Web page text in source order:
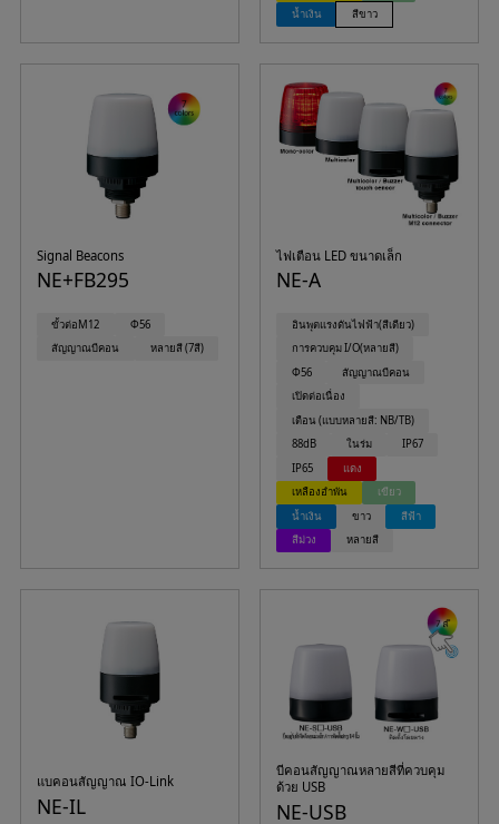
น้ำเงิน
สีขาว
Signal Beacons
NE+FB295
ขั้วต่อM12
Φ56
สัญญาณบีคอน
หลายสี (7สี)
ไฟเตือน LED ขนาดเล็ก
NE-A
อินพุตแรงดันไฟฟ้า(สีเดียว)
การควบคุม I/O(หลายสี)
Φ56
สัญญาณบีคอน
เปิดต่อเนื่อง
เตือน (แบบหลายสี: NB/TB)
88dB
ในร่ม
IP67
IP65
แดง
เหลืองอำพัน
เขียว
น้ำเงิน
ขาว
สีฟ้า
สีม่วง
หลายสี
แบคอนสัญญาณ IO-Link
NE-IL
บีคอนสัญญาณหลายสีที่ควบคุม
ด้วย USB
NE-USB